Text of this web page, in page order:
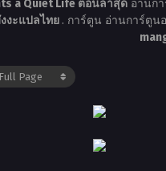
a Quiet Life ตอนล่าสุด อ่านก
งะแปลไทย . การ์ตูน อ่านการ์ตูน